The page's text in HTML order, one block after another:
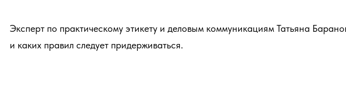
Эксперт по практическому этикету и деловым коммуникациям Татьяна
и каких правил следует придерживаться.